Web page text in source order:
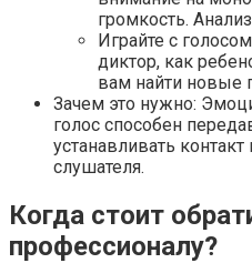
громкость.
Играйте с
диктор, как
вам найти новые
Зачем это нужно:
голос способен
устанавливать
слушателя.
Когда стоит
профессионалу?